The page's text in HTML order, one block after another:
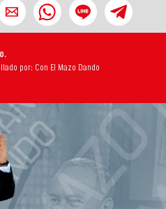
por: Con El Mazo Dando